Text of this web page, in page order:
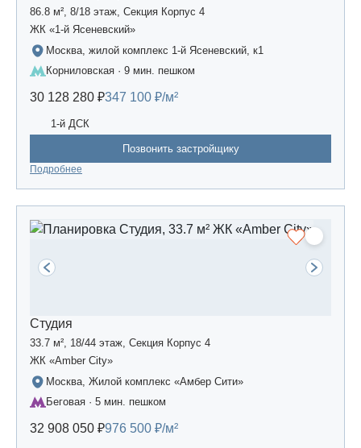
86.8 м², 8/18 этаж, Секция Корпус 4
ЖК «1-й Ясеневский»
Москва, жилой комплекс 1-й Ясеневский, к1
Корниловская · 9 мин. пешком
30 128 280 ₽347 100 ₽/м²
1-й ДСК
Позвонить застройщику
Подробнее
Студия
33.7 м², 18/44 этаж, Секция Корпус 4
ЖК «Amber Сity»
Москва, Жилой комплекс «Амбер Сити»
Беговая · 5 мин. пешком
32 908 050 ₽976 500 ₽/м²